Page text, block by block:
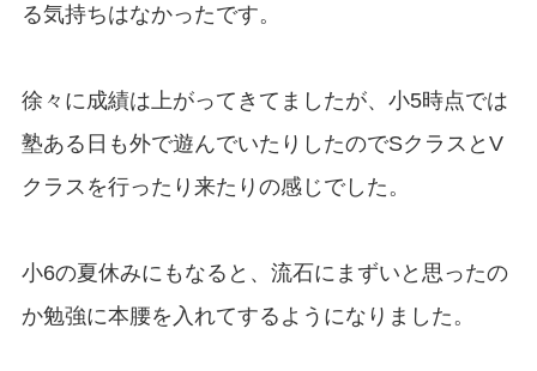
る気持ちはなかったです。
徐々に成績は上がってきてましたが、小5時点では
塾ある日も外で遊んでいたりしたのでSクラスとV
クラスを行ったり来たりの感じでした。
小6の夏休みにもなると、流石にまずいと思ったの
か勉強に本腰を入れてするようになりました。